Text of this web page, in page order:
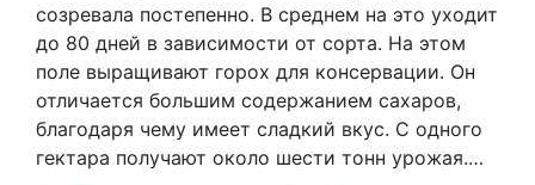
созревала постепенно. В среднем на это уходит
до 80 дней в зависимости от сорта. На этом
поле выращивают горох для консервации. Он
отличается большим содержанием сахаров,
благодаря чему имеет сладкий вкус. С одного
гектара получают около шести тонн урожая.…